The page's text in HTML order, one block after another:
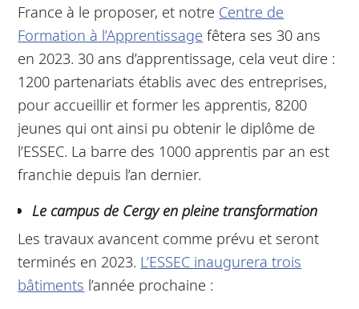
France à le proposer, et notre Centre de
Formation à l’Apprentissage fêtera ses 30 ans
en 2023. 30 ans d’apprentissage, cela veut dire :
1200 partenariats établis avec des entreprises,
pour accueillir et former les apprentis, 8200
jeunes qui ont ainsi pu obtenir le diplôme de
l’ESSEC. La barre des 1000 apprentis par an est
franchie depuis l’an dernier.
Le campus de Cergy en pleine transformation
Les travaux avancent comme prévu et seront
terminés en 2023. L’ESSEC inaugurera trois
bâtiments l’année prochaine :